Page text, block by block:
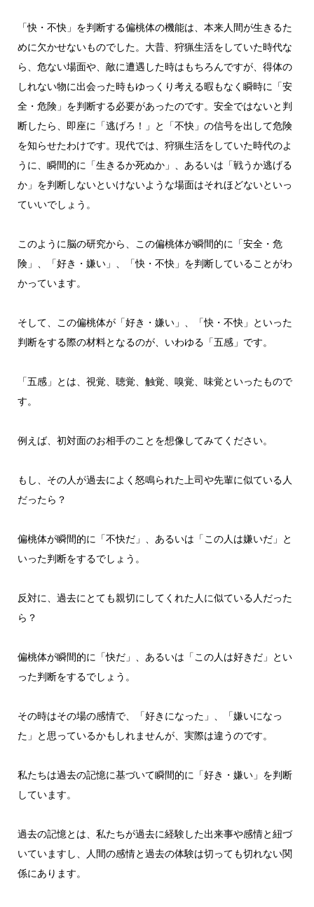
「快・不快」を判断する偏桃体の機能は、本来人間が生きるた
めに欠かせないものでした。大昔、狩猟生活をしていた時代な
ら、危ない場面や、敵に遭遇した時はもちろんですが、得体の
しれない物に出会った時もゆっくり考える暇もなく瞬時に「安
全・危険」を判断する必要があったのです。安全ではないと判
断したら、即座に「逃げろ！」と「不快」の信号を出して危険
を知らせたわけです。現代では、狩猟生活をしていた時代のよ
うに、瞬間的に「生きるか死ぬか」、あるいは「戦うか逃げる
か」を判断しないといけないような場面はそれほどないといっ
ていいでしょう。
このように脳の研究から、この偏桃体が瞬間的に「安全・危
険」、「好き・嫌い」、「快・不快」を判断していることがわ
かっています。
そして、この偏桃体が「好き・嫌い」、「快・不快」といった
判断をする際の材料となるのが、いわゆる「五感」です。
「五感」とは、視覚、聴覚、触覚、嗅覚、味覚といったもので
す。
例えば、初対面のお相手のことを想像してみてください。
もし、その人が過去によく怒鳴られた上司や先輩に似ている人
だったら？
偏桃体が瞬間的に「不快だ」、あるいは「この人は嫌いだ」と
いった判断をするでしょう。
反対に、過去にとても親切にしてくれた人に似ている人だった
ら？
偏桃体が瞬間的に「快だ」、あるいは「この人は好きだ」とい
った判断をするでしょう。
その時はその場の感情で、「好きになった」、「嫌いになっ
た」と思っているかもしれませんが、実際は違うのです。
私たちは過去の記憶に基づいて瞬間的に「好き・嫌い」を判断
しています。
過去の記憶とは、私たちが過去に経験した出来事や感情と紐づ
いていますし、人間の感情と過去の体験は切っても切れない関
係にあります。